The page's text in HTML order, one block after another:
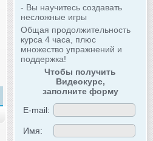
- Вы научитесь создавать
несложные игры
Общая продолжительность
курса 4 часа, плюс
множество упражнений и
поддержка!
Чтобы получить
Видеокурс,
заполните форму
E-mail:
Имя: